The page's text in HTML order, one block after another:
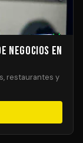
Negocios en
restaurantes y